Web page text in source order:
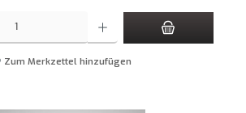
Zum Merkzettel hinzufügen